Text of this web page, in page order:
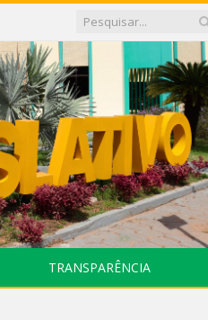
TRANSPARÊNCIA